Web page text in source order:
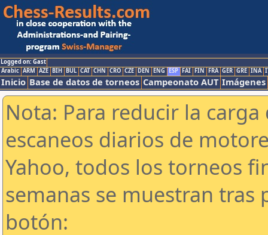
Logged on: Gast
Arabic ARM AZE BIH BUL CAT CHN CRO CZE DEN ENG ESP FAI FIN FRA GER GRE INA
Inicio Base de datos de torneos Campeonato AUT Imágenes
Nota: Para reducir la
escaneos diarios de
Yahoo, todos los torneos
semanas se muestran tras
botón: